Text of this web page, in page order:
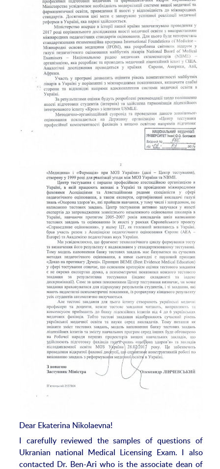
Dear Ekaterina Nikolaevna!
I carefully reviewed the samples of questions of
Ukranian national Medical Licensing Exam. I also
contacted Dr. Ben-Ari who is the associate dean of